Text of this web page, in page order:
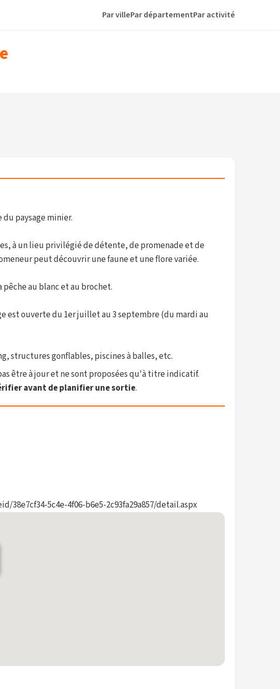
Par villePar départementPar activité
paysage minier.
à un lieu privilégié de détente, de promenade et de
peut découvrir une faune et une flore variée.
au blanc et au brochet.
est ouverte du 1er juillet au 3 septembre (du mardi au
structures gonflables, piscines à balles, etc.
être à jour et ne sont proposées qu'à titre indicatif.
avant de planifier une sortie.
5c4e-4f06-b6e5-2c93fa29a857/detail.aspx